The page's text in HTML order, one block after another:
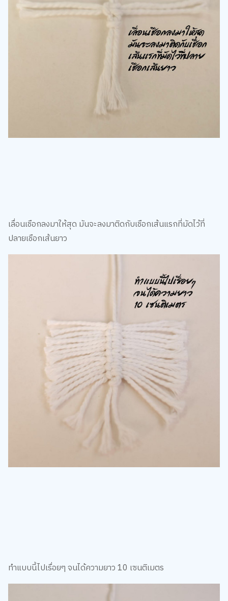
เลื่อนเชือกลงมาให้สุด มันจะลงมาติดกับเชือกเส้นแรกที่มัดไว้ที่
ปลายเชือกเส้นยาว
ทำแบบนี้ไปเรื่อยๆ จนได้ความยาว 10 เซนติเมตร